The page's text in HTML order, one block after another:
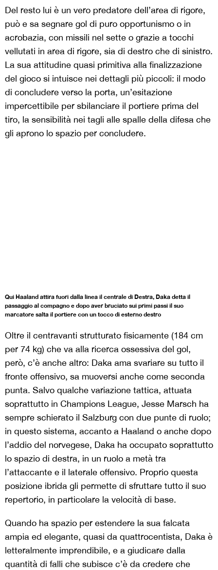
Del resto lui è un vero predatore dell’area di rigore,
può e sa segnare gol di puro opportunismo o in
acrobazia, con missili nel sette o grazie a tocchi
vellutati in area di rigore, sia di destro che di sinistro.
La sua attitudine quasi primitiva alla finalizzazione
del gioco si intuisce nei dettagli più piccoli: il modo
di concludere verso la porta, un’esitazione
impercettibile per sbilanciare il portiere prima del
tiro, la sensibilità nei tagli alle spalle della difesa che
gli aprono lo spazio per concludere.
Qui Haaland attira fuori dalla linea il centrale di Destra, Daka detta il
passaggio al compagno e dopo aver bruciato sui primi passi il suo
marcatore salta il portiere con un tocco di esterno destro
Oltre il centravanti strutturato fisicamente (184 cm
per 74 kg) che va alla ricerca ossessiva del gol,
però, c’è anche altro: Daka ama svariare su tutto il
fronte offensivo, sa muoversi anche come seconda
punta. Salvo qualche variazione tattica, attuata
soprattutto in Champions League, Jesse Marsch ha
sempre schierato il Salzburg con due punte di ruolo;
in questo sistema, accanto a Haaland o anche dopo
l’addio del norvegese, Daka ha occupato soprattutto
lo spazio di destra, in un ruolo a metà tra
l’attaccante e il laterale offensivo. Proprio questa
posizione ibrida gli permette di sfruttare tutto il suo
repertorio, in particolare la velocità di base.
Quando ha spazio per estendere la sua falcata
ampia ed elegante, quasi da quattrocentista, Daka è
letteralmente imprendibile, e a giudicare dalla
quantità di falli che subisce c’è da credere che